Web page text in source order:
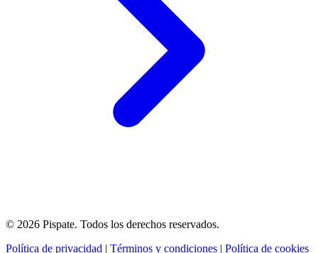
© 2026 Pispate. Todos los derechos reservados.
Política de privacidad | Términos y condiciones | Política de cookies